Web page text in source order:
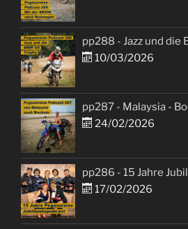
pp288 - Jazz und die
10/03/2026
pp287 - Malaysia -
24/02/2026
pp286 - 15 Jahre
17/02/2026